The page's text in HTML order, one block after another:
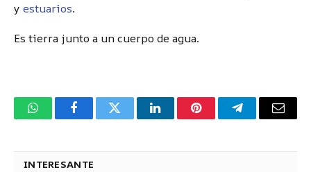
y estuarios.
Es tierra junto a un cuerpo de agua.
WhatsAppFacebookTwitter LinkedInPinterestTelegram
INTERESANTE